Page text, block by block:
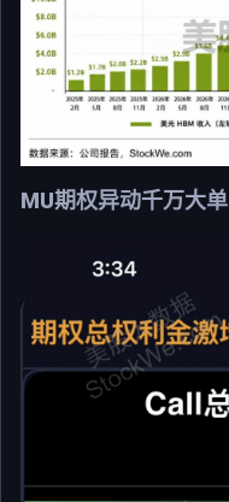
MU期权异动千万大单